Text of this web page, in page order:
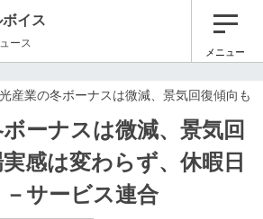
ボイス
ース
メニュー
産業の冬ボーナスは微減、景気回復傾向
ーナスは微減、景気回
感は変わらず、休暇日
サービス連合